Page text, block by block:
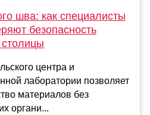
шва: как специалисты
безопасность
столицы
центра и
лаборатории позволяет
материалов без
органи...